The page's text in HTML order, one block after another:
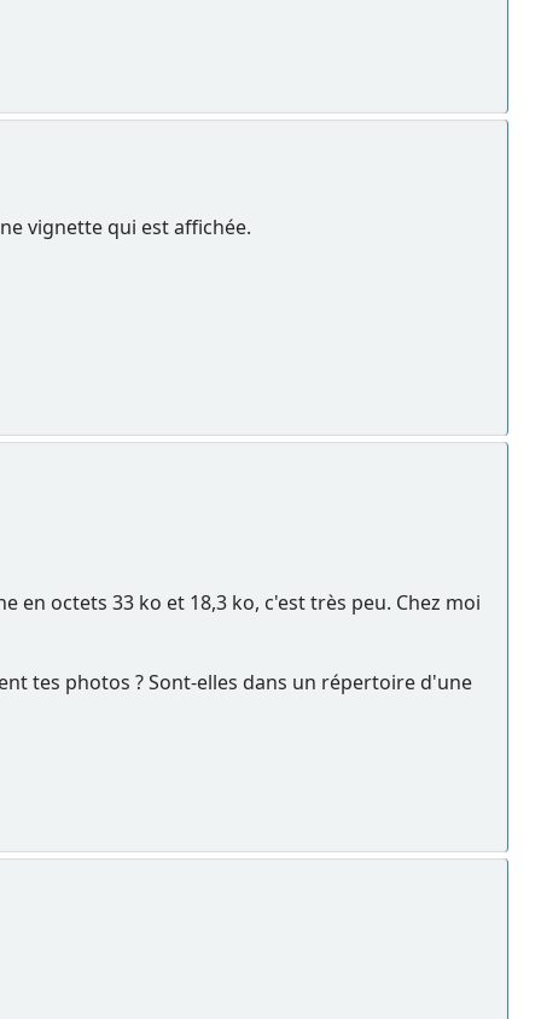
vignette qui est affichée.
en octets 33 ko et 18,3 ko, c'est très peu. Chez moi
tes photos ? Sont-elles dans un répertoire d'une